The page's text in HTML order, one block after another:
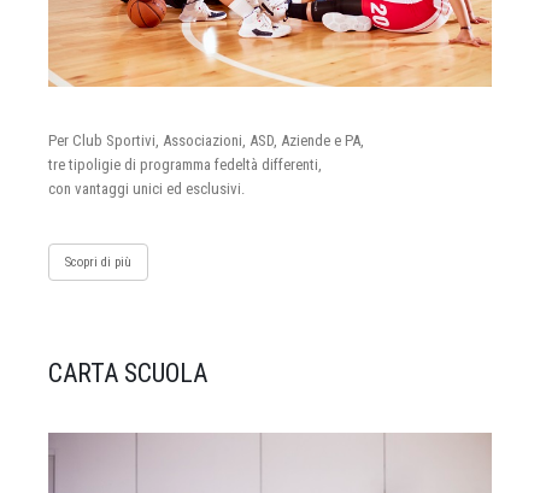
Per Club Sportivi, Associazioni, ASD, Aziende e PA,
tre tipoligie di programma fedeltà differenti,
con vantaggi unici ed esclusivi.
Scopri di più
CARTA SCUOLA